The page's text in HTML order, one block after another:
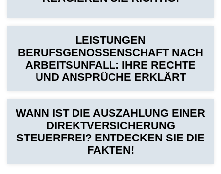
LEISTUNGEN
BERUFSGENOSSENSCHAFT NACH
ARBEITSUNFALL: IHRE RECHTE
UND ANSPRÜCHE ERKLÄRT
WANN IST DIE AUSZAHLUNG EINER
DIREKTVERSICHERUNG
STEUERFREI? ENTDECKEN SIE DIE
FAKTEN!